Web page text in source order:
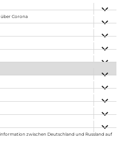
anzeigen
über Corona
anzeigen
anzeigen
anzeigen
anzeigen
anzeigen
anzeigen
anzeigen
anzeigen
zwischen Deutschland und Russland auf